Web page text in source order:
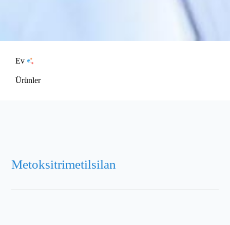
Ev
Ürünler
Metoksitrimetilsilan